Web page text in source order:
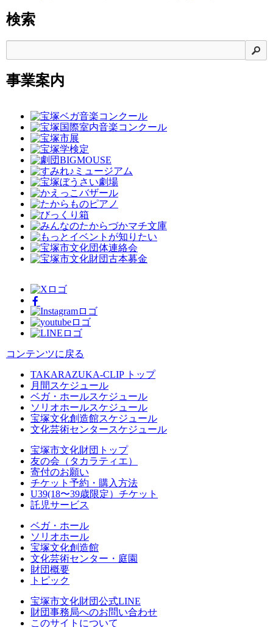
検索
検
事業案内
コンテンツに戻る
TAKARAZUKA-CLIP トップ
月間スケジュール
ベガ・ホールスケジュール
ソリオホールスケジュール
宝塚文化創造館スケジュール
文化芸術センタースケジュール
宝塚市文化財団トップ
友の会（タカラティエ）
寄付のお願い
チケット予約・購入方法
U39(18〜39歳限定）チケット
託児サービス
ベガ・ホール
ソリオホール
宝塚文化創造館
文化芸術センター・庭園
財団概要
トピック
宝塚市文化財団公式LINE
財団事務局へのお問い合わせ
このサイトについて